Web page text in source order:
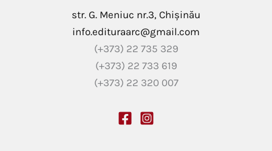
str. G. Meniuc nr.3, Chișinău
info.edituraarc@gmail.com
(+373) 22 735 329
(+373) 22 733 619
(+373) 22 320 007